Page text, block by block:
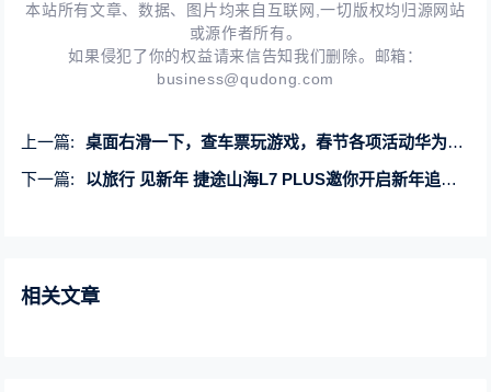
本站所有文章、数据、图片均来自互联网,一切版权均归源网站
或源作者所有。
如果侵犯了你的权益请来信告知我们删除。邮箱：
business@qudong.com
上一篇:
桌面右滑一下，查车票玩游戏，春节各项活动华为负一屏都安排好了
下一篇:
以旅行 见新年 捷途山海L7 PLUS邀你开启新年追光之旅
相关文章